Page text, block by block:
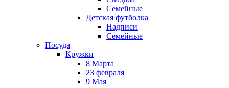
Семейные
Детская футболка
Надписи
Семейные
Посуда
Кружки
8 Марта
23 февраля
9 Мая